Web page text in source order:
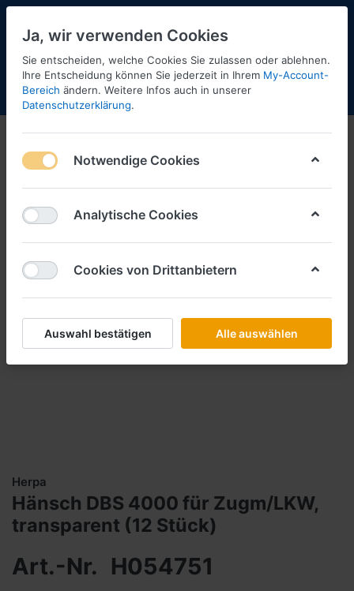
Menü Anmelden Shopaktualisierung
Herpa
Hänsch DBS 4000 für Zugm/LKW,
transparent (12 Stück)
Art.-Nr. H054751
Ja, wir verwenden Cookies
Sie entscheiden, welche Cookies Sie zulassen oder ablehnen.
Ihre Entscheidung können Sie jederzeit in Ihrem My-Account-
Bereich ändern. Weitere Infos auch in unserer
Datenschutzerklärung.
Notwendige Cookies
Analytische Cookies
Cookies von Drittanbietern
Auswahl bestätigen Alle auswählen